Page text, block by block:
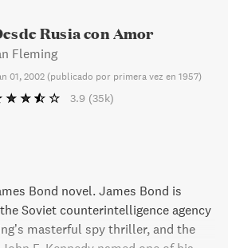
Rusia con Amor
Fleming
01, 2002 (publicado por primera vez en 1957)
3.9 (35k)
Bond novel. James Bond is
Soviet counterintelligence agency
masterful spy thriller, and the